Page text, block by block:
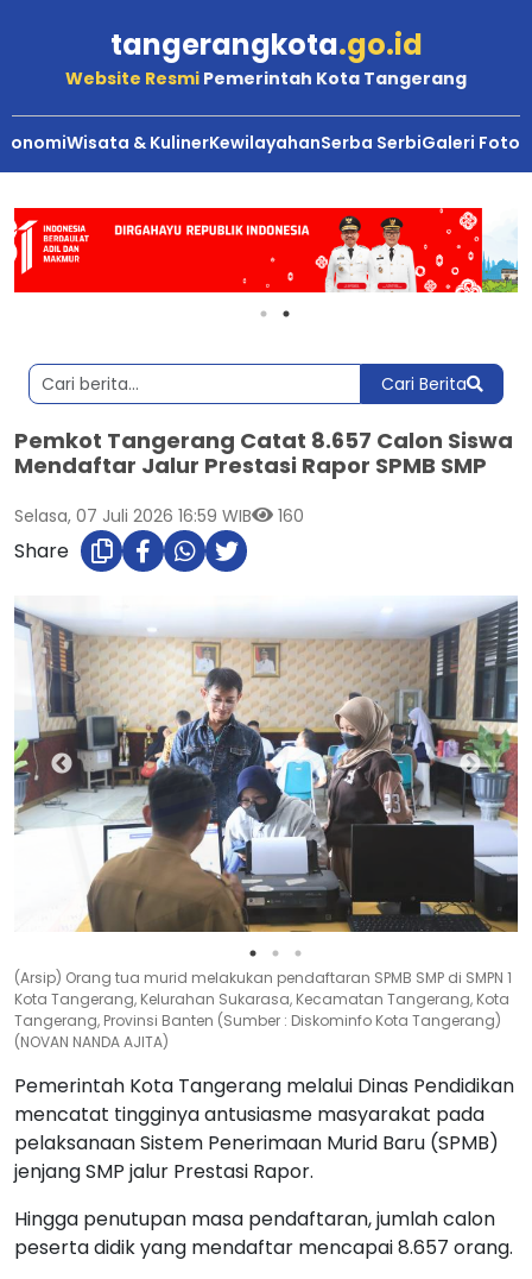
tangerangkota.go.id
Website Resmi Pemerintah Kota Tangerang
Wisata & KulinerKewilayahanSerba SerbiGaleri Foto
Cari Berita
Pemkot Tangerang Catat 8.657 Calon Siswa
Mendaftar Jalur Prestasi Rapor SPMB SMP
Selasa, 07 Juli 2026 16:59 WIB 160
Share
(Arsip) Orang tua murid melakukan pendaftaran SPMB SMP di SMPN 1
Kota Tangerang, Kelurahan Sukarasa, Kecamatan Tangerang, Kota
Tangerang, Provinsi Banten (Sumber : Diskominfo Kota Tangerang)
(NOVAN NANDA AJITA)
Pemerintah Kota Tangerang melalui Dinas Pendidikan
mencatat tingginya antusiasme masyarakat pada
pelaksanaan Sistem Penerimaan Murid Baru (SPMB)
jenjang SMP jalur Prestasi Rapor.
Hingga penutupan masa pendaftaran, jumlah calon
peserta didik yang mendaftar mencapai 8.657 orang.